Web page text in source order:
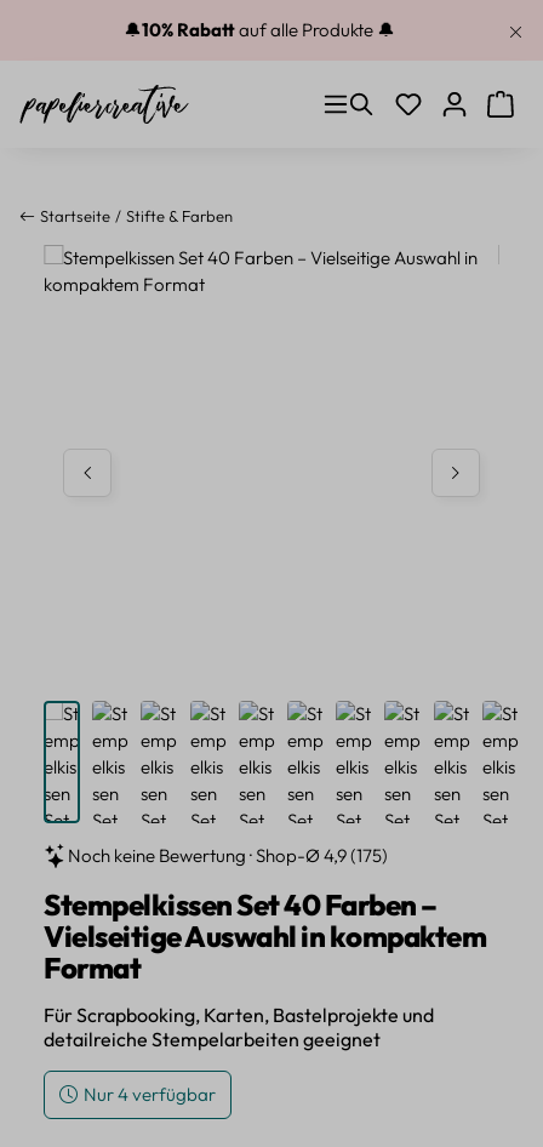
Zum Hauptinhalt springen
🔔10% Rabattauf alle Produkte 🔔
Du hast 0
Startseite Stifte & Farben
Bildergalerie überspringen
Noch keine Bewertung · Shop-Ø 4,9 (175)
Stempelkissen Set 40 Farben –
Vielseitige Auswahl in kompaktem
Format
Für Scrapbooking, Karten, Bastelprojekte und
detailreiche Stempelarbeiten geeignet
Nur 4 verfügbar